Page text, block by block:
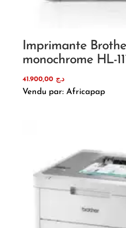
Imprimante
monochrome HL-
د.ج 41.900,00
Vendu par: Africapap